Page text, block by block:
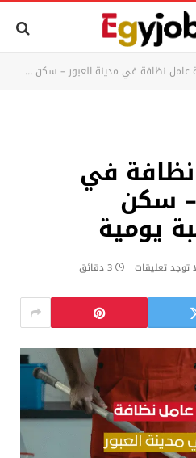
نظافة في مدينة العبور – سكن وتأمينات ووجبة يومية
في
– سكن
يومية
توجد تعليقات 3 دقائق